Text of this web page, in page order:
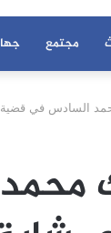
مجتمع
السادس في قضية